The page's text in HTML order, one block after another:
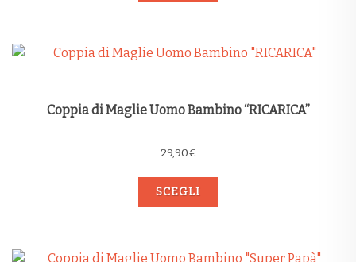
Coppia di Maglie Uomo Bambino “RICARICA”
29,90€
SCEGLI